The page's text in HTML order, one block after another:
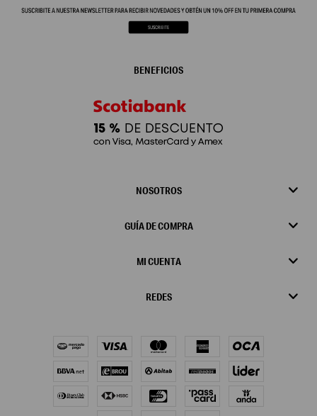
NOSOTROS
GUÍA DE COMPRA
MI CUENTA
REDES
BENEFICIOS